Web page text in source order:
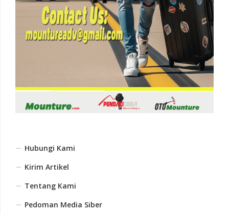
Hubungi Kami
Kirim Artikel
Tentang Kami
Pedoman Media Siber